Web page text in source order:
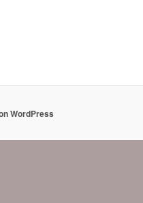
WordPress